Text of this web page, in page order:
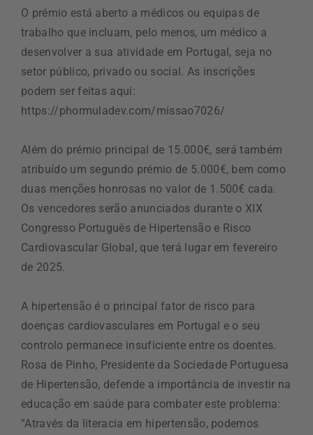
O prémio está aberto a médicos ou equipas de
trabalho que incluam, pelo menos, um médico a
desenvolver a sua atividade em Portugal, seja no
setor público, privado ou social. As inscrições
podem ser feitas aqui:
https://phormuladev.com/missao7026/
Além do prémio principal de 15.000€, será também
atribuído um segundo prémio de 5.000€, bem como
duas menções honrosas no valor de 1.500€ cada.
Os vencedores serão anunciados durante o XIX
Congresso Português de Hipertensão e Risco
Cardiovascular Global, que terá lugar em fevereiro
de 2025.
A hipertensão é o principal fator de risco para
doenças cardiovasculares em Portugal e o seu
controlo permanece insuficiente entre os doentes.
Rosa de Pinho, Presidente da Sociedade Portuguesa
de Hipertensão, defende a importância de investir na
educação em saúde para combater este problema:
“Através da literacia em hipertensão, podemos